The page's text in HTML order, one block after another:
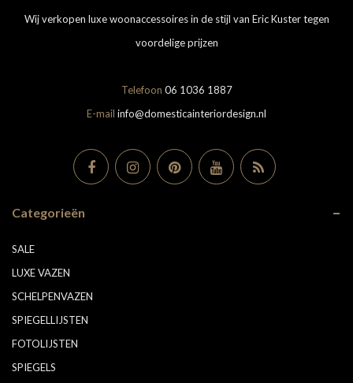
Wij verkopen luxe woonaccessoires in de stijl van Eric Kuster tegen
voordelige prijzen
Telefoon 06 1036 1887
E-mail info@domesticainteriordesign.nl
Categorieën
SALE
LUXE VAZEN
SCHELPENVAZEN
SPIEGELLIJSTEN
FOTOLIJSTEN
SPIEGELS